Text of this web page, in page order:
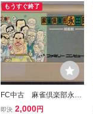
もうすぐ終了
FC中古 麻雀倶楽部永田
町 総裁戦 【管理番号：
即決 2,000円